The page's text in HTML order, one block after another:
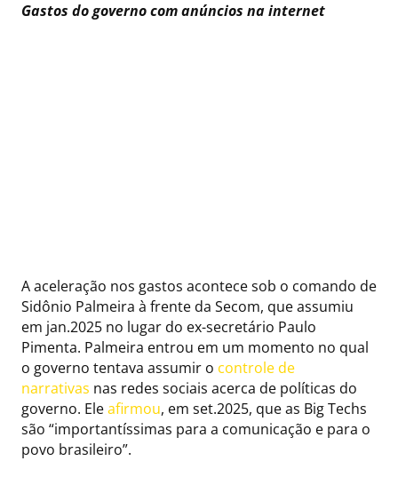
Gastos do governo com anúncios na internet
A aceleração nos gastos acontece sob o comando de
Sidônio Palmeira à frente da Secom, que assumiu
em jan.2025 no lugar do ex-secretário Paulo
Pimenta. Palmeira entrou em um momento no qual
o governo tentava assumir o controle de
narrativas nas redes sociais acerca de políticas do
governo. Eleafirmou, em set.2025, que as Big Techs
são “importantíssimas para a comunicação e para o
povo brasileiro”.